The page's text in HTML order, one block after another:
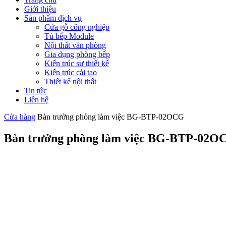
Giới thiệu
Sản phẩm dịch vụ
Cửa gỗ công nghiệp
Tủ bếp Module
Nội thất văn phòng
Gia dụng phòng bếp
Kiến trúc sư thiết kế
Kiến trúc cải tạo
Thiết kế nội thất
Tin tức
Liên hệ
Cửa hàng Bàn trưởng phòng làm việc BG-BTP-02OCG
Bàn trưởng phòng làm việc BG-BTP-